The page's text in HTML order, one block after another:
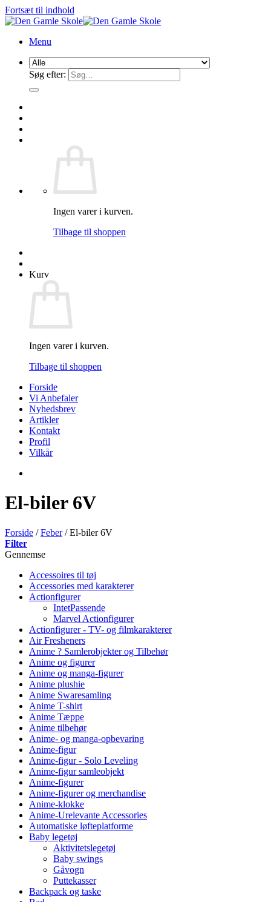
Fortsæt til indhold
Menu
Søg efter:
Ingen varer i kurven.
Tilbage til shoppen
Kurv
Ingen varer i kurven.
Tilbage til shoppen
Forside
Vi Anbefaler
Nyhedsbrev
Artikler
Kontakt
Profil
Vilkår
El-biler 6V
Forside / Feber /El-biler 6V
Filter
Gennemse
Accessoires til tøj
Accessories med karakterer
Actionfigurer
IntetPassende
Marvel Actionfigurer
Actionfigurer - TV- og filmkarakterer
Air Fresheners
Anime ? Samlerobjekter og Tilbehør
Anime og figurer
Anime og manga-figurer
Anime plushie
Anime Swaresamling
Anime T-shirt
Anime Tæppe
Anime tilbehør
Anime- og manga-opbevaring
Anime-figur
Anime-figur - Solo Leveling
Anime-figur samleobjekt
Anime-figurer
Anime-figurer og merchandise
Anime-klokke
Anime-Urelevante Accessories
Automatiske løfteplatforme
Baby legetøj
Aktivitetslegetøj
Baby swings
Gåvogn
Puttekasser
Backpack og taske